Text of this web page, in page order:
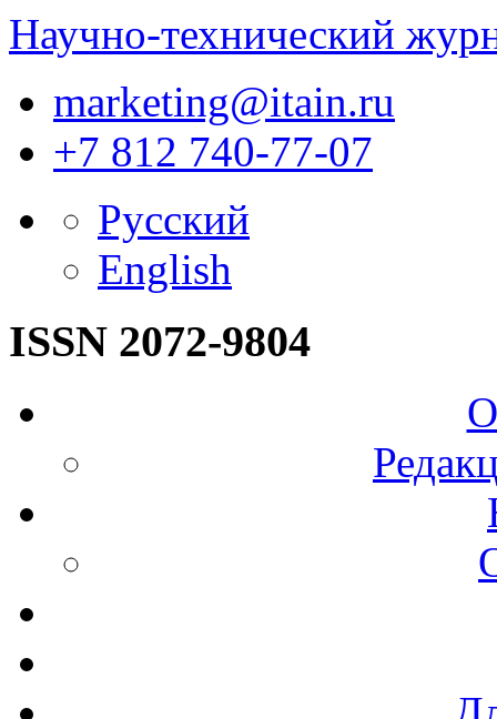
Научно-технический
marketing@itain.ru
+7 812 740-77-07
Русский
English
ISSN 2072-9804